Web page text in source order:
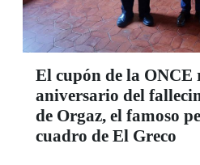
El cupón de la ONCE
aniversario del
de Orgaz, el famoso
cuadro de El Greco